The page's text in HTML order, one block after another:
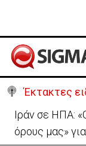
Έκτακτες
Ιράν σε ΗΠΑ:
όρους μας»